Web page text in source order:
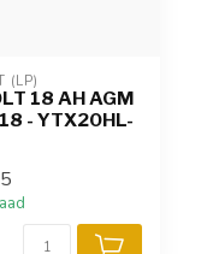
(LP)
18 AH AGM
- YTX20HL-